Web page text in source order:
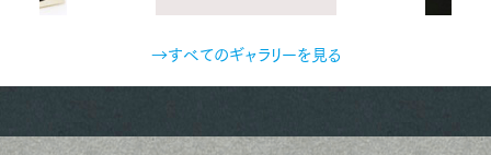
→すべてのギャラリーを見る